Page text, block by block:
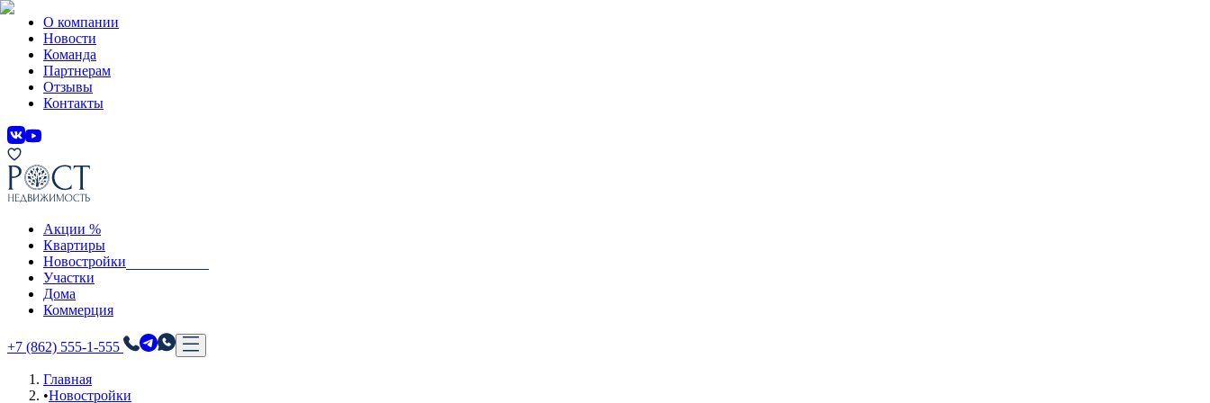
О компании
Новости
Команда
Партнерам
Отзывы
Контакты
Акции %
Квартиры
Новостройки
Участки
Дома
Коммерция
+7 (862) 555-1-555
Главная
•Новостройки